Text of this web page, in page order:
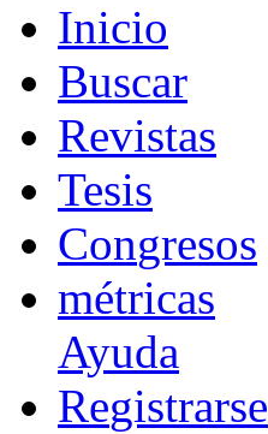
Inicio
Buscar
Revistas
Tesis
Congresos
métricas
Ayuda
Registrarse